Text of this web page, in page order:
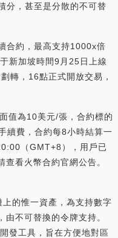
分，甚至是分散的不可替
合約，最高支持1000x倍
新加坡時間9月25日上線
轉，16點正式開放交易，
值為10美元/張，合約標的
續費，合約每8小時結算一
（GMT+8），用戶已
看火幣合約官網公告。
的惟一資產，為支持數字
不可替換的令牌支持。
發工具，旨在方便地對區